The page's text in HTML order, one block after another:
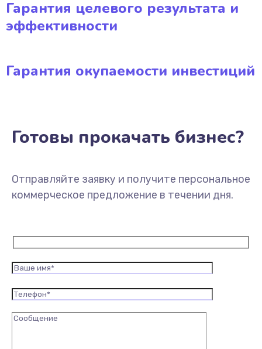
Гарантия целевого результата и
эффективности
Гарантия окупаемости инвестиций
Готовы прокачать бизнес?
Отправляйте заявку и получите персональное
коммерческое предложение в течении дня.